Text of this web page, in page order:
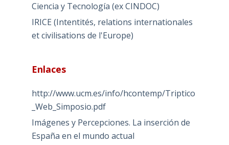
Ciencia y Tecnología (ex CINDOC)
IRICE (Intentités, relations internationales
et civilisations de l'Europe)
Enlaces
http://www.ucm.es/info/hcontemp/Triptico
_Web_Simposio.pdf
Imágenes y Percepciones. La inserción de
España en el mundo actual